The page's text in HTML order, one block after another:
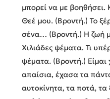
μπορεί να με βοηθήσει.
Θεέ μου. (Βροντή.) Το
σένα… (Βροντή.) Η ζωή
Χιλιάδες ψέματα. Τι
ψέματα. (Βροντή.) Είμαι
απαίσια, έχασα τα
αυτοκίνητα, τα ποτά,